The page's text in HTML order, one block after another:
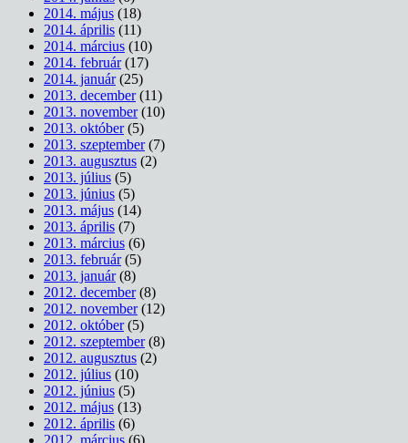
2014. május (18)
2014. április (11)
2014. március (10)
2014. február(17)
2014. január(25)
2013. december(11)
2013. november(10)
2013. október(5)
2013. szeptember(7)
2013. augusztus (2)
2013. július (5)
2013. június (5)
2013. május (14)
2013. április (7)
2013. március (6)
2013. február(5)
2013. január(8)
2012. december(8)
2012. november(12)
2012. október(5)
2012. szeptember(8)
2012. augusztus (2)
2012. július (10)
2012. június (5)
2012. május (13)
2012. április (6)
2012. március (6)